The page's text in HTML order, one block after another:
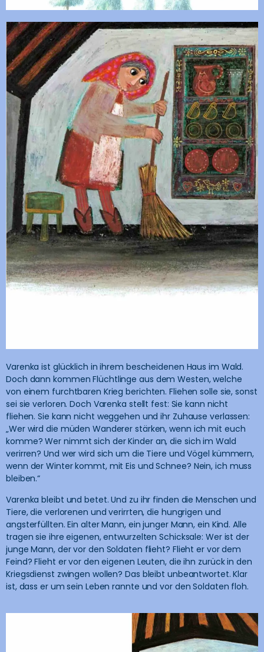
Varenka ist glücklich in ihrem bescheidenen Haus im Wald.
Doch dann kommen Flüchtlinge aus dem Westen, welche
von einem furchtbaren Krieg berichten. Fliehen solle sie, sonst
sei sie verloren. Doch Varenka stellt fest: Sie kann nicht
fliehen. Sie kann nicht weggehen und ihr Zuhause verlassen:
„Wer wird die müden Wanderer stärken, wenn ich mit euch
komme? Wer nimmt sich der Kinder an, die sich im Wald
verirren? Und wer wird sich um die Tiere und Vögel kümmern,
wenn der Winter kommt, mit Eis und Schnee? Nein, ich muss
bleiben.“
Varenka bleibt und betet. Und zu ihr finden die Menschen und
Tiere, die verlorenen und verirrten, die hungrigen und
angsterfüllten. Ein alter Mann, ein junger Mann, ein Kind. Alle
tragen sie ihre eigenen, entwurzelten Schicksale: Wer ist der
junge Mann, der vor den Soldaten flieht? Flieht er vor dem
Feind? Flieht er vor den eigenen Leuten, die ihn zurück in den
Kriegsdienst zwingen wollen? Das bleibt unbeantwortet. Klar
ist, dass er um sein Leben rannte und vor den Soldaten floh.